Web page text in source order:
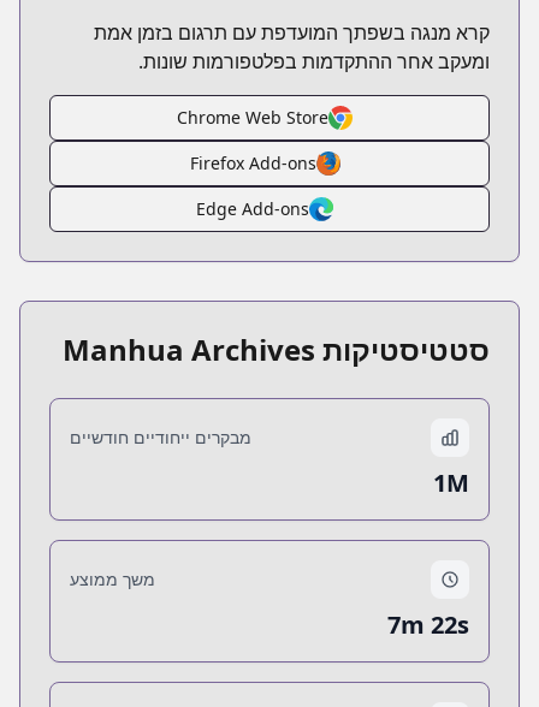
קרא מנגה בשפתך המועדפת עם תרגום בזמן אמת
ומעקב אחר ההתקדמות בפלטפורמות שונות.
Chrome Web Store
Firefox Add-ons
Edge Add-ons
סטטיסטיקות Manhua Archives
מבקרים ייחודיים חודשיים
1M
משך ממוצע
7m 22s